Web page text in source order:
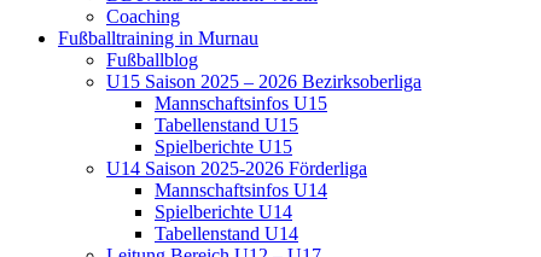
Coaching
Fußballtraining in Murnau
Fußballblog
U15 Saison 2025 – 2026 Bezirksoberliga
Mannschaftsinfos U15
Tabellenstand U15
Spielberichte U15
U14 Saison 2025-2026 Förderliga
Mannschaftsinfos U14
Spielberichte U14
Tabellenstand U14